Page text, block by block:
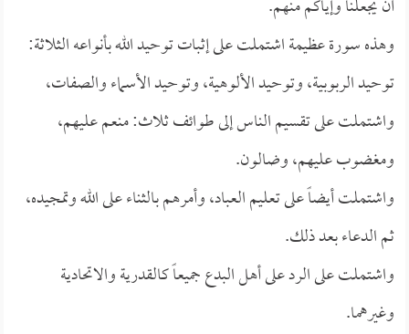
أن يجعلنا وإياكم منهم.
وهذه سورة عظيمة اشتملت على إثبات توحيد الله بأنواعه الثلاثة:
توحيد الربوبية، وتوحيد الألوهية، وتوحيد الأسماء والصفات،
واشتملت على تقسيم الناس إلى طوائف ثلاث: منعم عليهم،
ومغضوب عليهم، وضالون.
واشتملت أيضاً على تعليم العباد، وأمرهم بالثناء على الله وتمجيده،
ثم الدعاء بعد ذلك.
واشتملت على الرد على أهل البدع جميعاً كالقدرية والاتحادية
وغيرهما.